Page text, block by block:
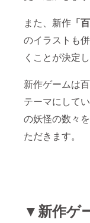
また、新作 「
のイラストも
くことが決定し
新作ゲームは
テーマにして
の妖怪の数々
ただきます。
▼新作ゲ